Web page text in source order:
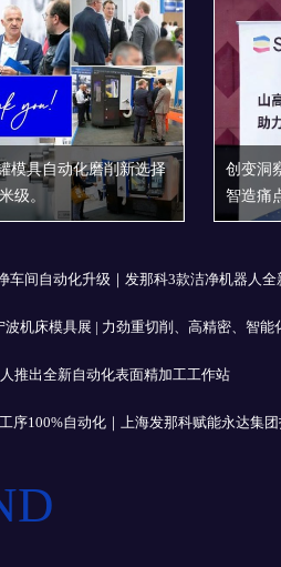
模具自动化磨削新选择
级。
创变洞
智造痛
车间自动化升级｜发那科3款洁净机器人全
波机床模具展 | 力劲重切削、高精密、智
推出全新自动化表面精加工工作站
序100%自动化｜上海发那科赋能永达集